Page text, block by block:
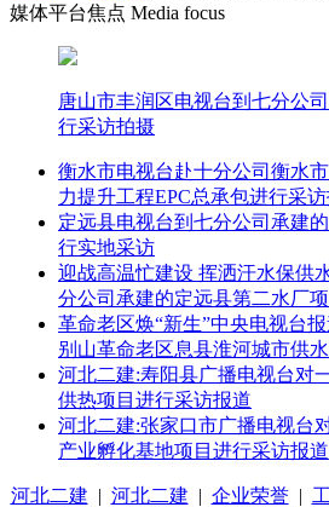
媒体平台焦点 Media focus
唐山市丰润区电视台到七分公
行采访拍摄
衡水市电视台赴十分公司衡水
力提升工程EPC总承包进行采
定远县电视台到七分公司承建
行实地采访
迎战高温忙建设 挥洒汗水保
分公司承建的定远县第二水厂
革命老区焕“新生”中央电视台
别山革命老区息县淮河城市供水
河北二建:寿阳县广播电视台对
供热项目进行采访报道
河北二建:张家口市广播电视台
产业孵化基地项目进行采访报道
河北二建 | 河北二建 | 企业荣誉|